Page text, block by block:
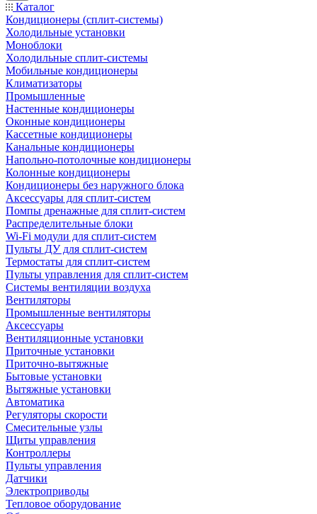
Каталог
Кондиционеры (сплит-системы)
Холодильные установки
Моноблоки
Холодильные сплит-системы
Мобильные кондиционеры
Климатизаторы
Промышленные
Настенные кондиционеры
Оконные кондиционеры
Кассетные кондиционеры
Канальные кондиционеры
Напольно-потолочные кондиционеры
Колонные кондиционеры
Кондиционеры без наружного блока
Аксессуары для сплит-систем
Помпы дренажные для сплит-систем
Распределительные блоки
Wi-Fi модули для сплит-систем
Пульты ДУ для сплит-систем
Термостаты для сплит-систем
Пульты управления для сплит-систем
Системы вентиляции воздуха
Вентиляторы
Промышленные вентиляторы
Аксессуары
Вентиляционные установки
Приточные установки
Приточно-вытяжные
Бытовые установки
Вытяжные установки
Автоматика
Регуляторы скорости
Смесительные узлы
Щиты управления
Контроллеры
Пульты управления
Датчики
Электроприводы
Тепловое оборудование